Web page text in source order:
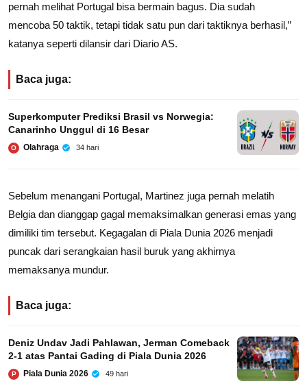
pernah melihat Portugal bisa bermain bagus. Dia sudah
mencoba 50 taktik, tetapi tidak satu pun dari taktiknya berhasil,”
katanya seperti dilansir dari Diario AS.
Baca juga:
Superkomputer Prediksi Brasil vs Norwegia:
Canarinho Unggul di 16 Besar
O Olahraga 34 hari
Sebelum menangani Portugal, Martinez juga pernah melatih
Belgia dan dianggap gagal memaksimalkan generasi emas yang
dimiliki tim tersebut. Kegagalan di Piala Dunia 2026 menjadi
puncak dari serangkaian hasil buruk yang akhirnya
memaksanya mundur.
Baca juga:
Deniz Undav Jadi Pahlawan, Jerman Comeback
2-1 atas Pantai Gading di Piala Dunia 2026
P Piala Dunia 2026 49 hari